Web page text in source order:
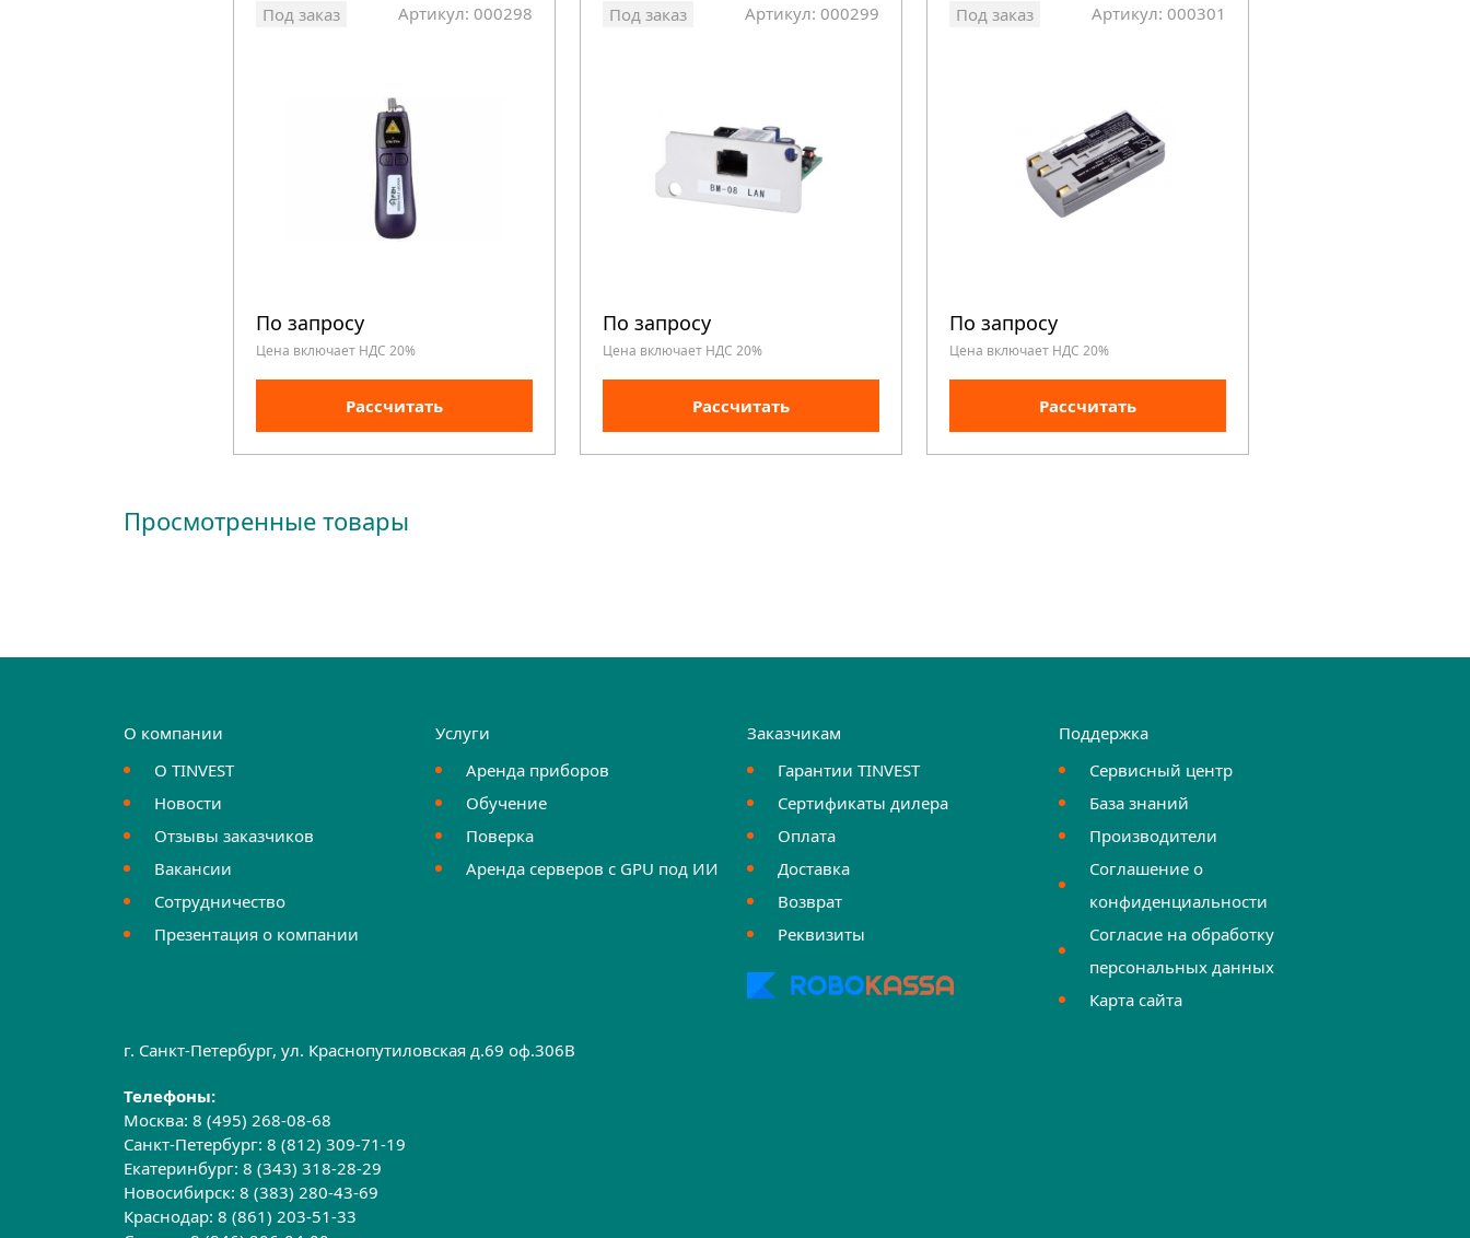
Под заказ Артикул: 000298
По запросу
Цена включает НДС 20%
Рассчитать
Под заказ Артикул: 000299
По запросу
Цена включает НДС 20%
Рассчитать
Под заказ Артикул: 000301
По запросу
Цена включает НДС 20%
Рассчитать
Просмотренные товары
О компании
О TINVEST
Новости
Отзывы заказчиков
Вакансии
Сотрудничество
Презентация о компании
Услуги
Аренда приборов
Обучение
Поверка
Аренда серверов с GPU под ИИ
Заказчикам
Гарантии TINVEST
Сертификаты дилера
Оплата
Доставка
Возврат
Реквизиты
Поддержка
Сервисный центр
База знаний
Производители
Соглашение о
конфиденциальности
Согласие на обработку
персональных данных
Карта сайта
г. Санкт-Петербург, ул. Краснопутиловская д.69 оф.306B
Телефоны:
Москва:8 (495) 268-08-68
Санкт-Петербург:8 (812) 309-71-19
Екатеринбург:8 (343) 318-28-29
Новосибирск:8 (383) 280-43-69
Краснодар:8 (861) 203-51-33